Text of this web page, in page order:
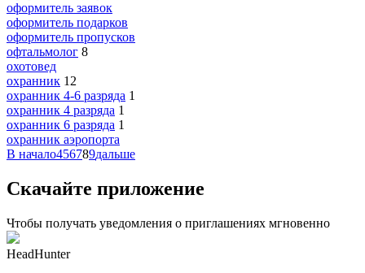
оформитель заявок
оформитель подарков
оформитель пропусков
офтальмолог 8
охотовед
охранник 12
охранник 4-6 разряда 1
охранник 4 разряда 1
охранник 6 разряда 1
охранник аэропорта
В начало456789дальше
Скачайте приложение
Чтобы получать уведомления о приглашениях мгновенно
HeadHunter